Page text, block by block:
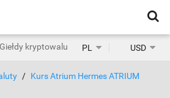
Giełdy kryptowalut: 1471
PL USD
Kurs Atrium Hermes ATRIUM